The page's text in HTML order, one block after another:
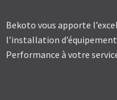
Bekoto vous apporte
l’installation
Performance à votre